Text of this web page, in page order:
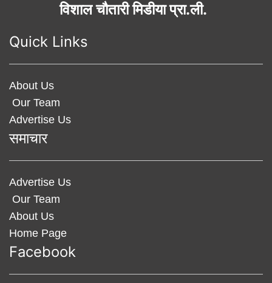
विशाल चौतारी मिडीया प्रा.ली.
Quick Links
About Us
Our Team
Advertise Us
समाचार
Advertise Us
Our Team
About Us
Home Page
Facebook